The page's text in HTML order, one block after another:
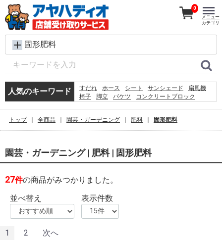
固形肥料
人気のキーワード すだれ ホース シート サンシェード
扇風機
椅子
脚立 バケツ
コンクリートブロック
空調服
カーテン 踏み台 砂利
0
メニュー
カテゴリ
トップ 全商品 園芸・ガーデニング 肥料 固形肥料
園芸・ガーデニング | 肥料 | 固形肥料
27件の商品がみつかりました。
並べ替え
表示件数
1 2 次へ